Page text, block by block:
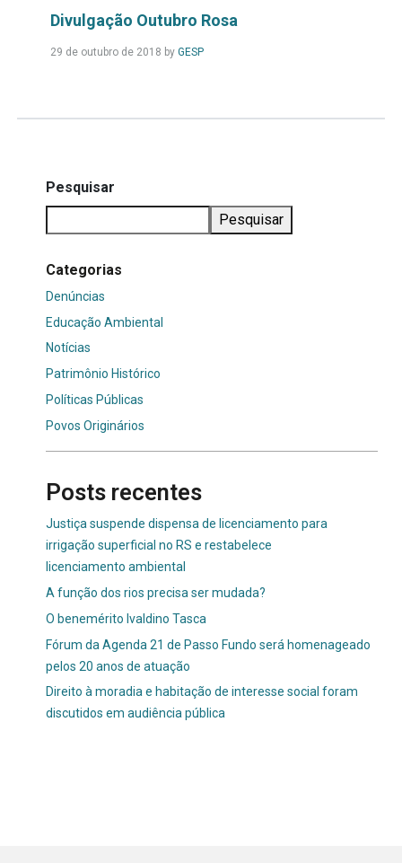
Divulgação Outubro Rosa
29 de outubro de 2018 by GESPLeia
Pesquisar
Pesquisar
Categorias
Denúncias
Educação Ambiental
Notícias
Patrimônio Histórico
Políticas Públicas
Povos Originários
Posts recentes
Justiça suspende dispensa de licenciamento para
irrigação superficial no RS e restabelece
licenciamento ambiental
A função dos rios precisa ser mudada?
O benemérito Ivaldino Tasca
Fórum da Agenda 21 de Passo Fundo será homenageado
pelos 20 anos de atuação
Direito à moradia e habitação de interesse social foram
discutidos em audiência pública